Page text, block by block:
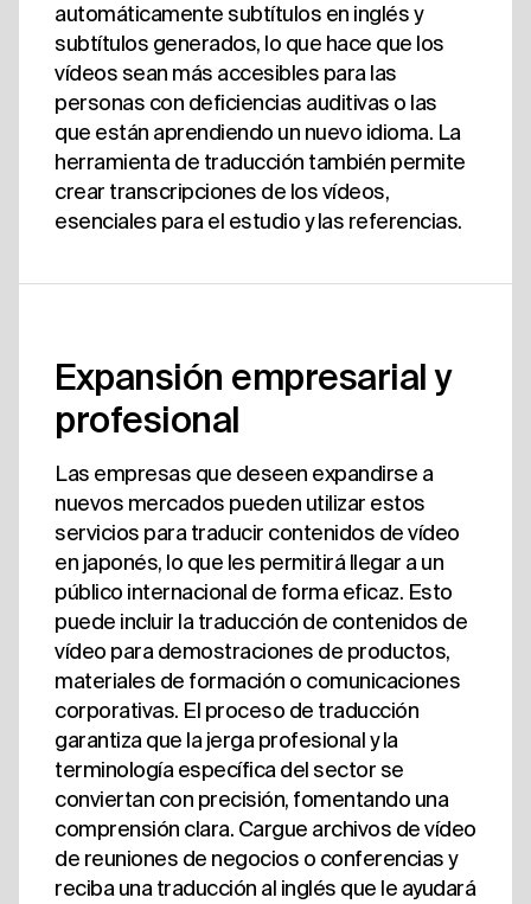
automáticamente subtítulos en inglés y
subtítulos generados, lo que hace que los
vídeos sean más accesibles para las
personas con deficiencias auditivas o las
que están aprendiendo un nuevo idioma. La
herramienta de traducción también permite
crear transcripciones de los vídeos,
esenciales para el estudio y las referencias.
Expansión empresarial y
profesional
Las empresas que deseen expandirse a
nuevos mercados pueden utilizar estos
servicios para traducir contenidos de vídeo
en japonés, lo que les permitirá llegar a un
público internacional de forma eficaz. Esto
puede incluir la traducción de contenidos de
vídeo para demostraciones de productos,
materiales de formación o comunicaciones
corporativas. El proceso de traducción
garantiza que la jerga profesional y la
terminología específica del sector se
conviertan con precisión, fomentando una
comprensión clara. Cargue archivos de vídeo
de reuniones de negocios o conferencias y
reciba una traducción al inglés que le ayudará